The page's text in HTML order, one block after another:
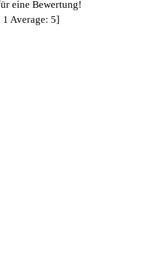
eine Bewertung!
1 Average: 5]